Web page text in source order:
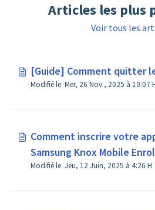
Articles les plus
Voir tous les
[Guide] Comment quitter
Modifié le Mer, 26 Nov., 2025 à 10:07
Comment inscrire votre
Samsung Knox Mobile
Modifié le Jeu, 12 Juin, 2025 à 4:26 H